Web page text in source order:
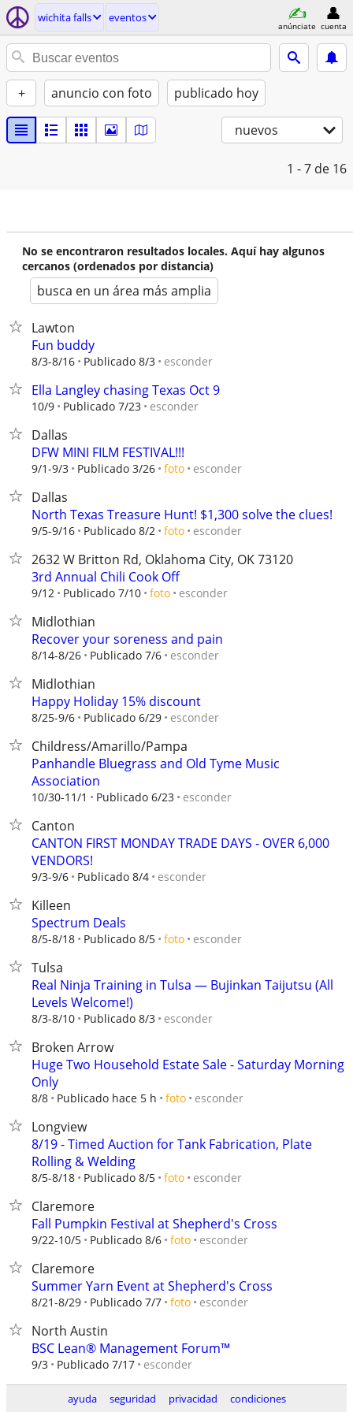
wichita falls eventos
anúnciate cuenta
+ anuncio con foto publicado hoy
nuevos
1 - 7 de 16
No se encontraron resultados locales. Aquí hay algunos
cercanos (ordenados por distancia)
busca en un área más amplia
Lawton
Fun buddy
8/3-8/16 Publicado 8/3 esconder
Ella Langley chasing Texas Oct 9
10/9 Publicado 7/23 esconder
Dallas
DFW MINI FILM FESTIVAL!!!
9/1-9/3 Publicado 3/26 foto esconder
Dallas
North Texas Treasure Hunt! $1,300 solve the clues!
9/5-9/16 Publicado 8/2 foto esconder
2632 W Britton Rd, Oklahoma City, OK 73120
3rd Annual Chili Cook Off
9/12 Publicado 7/10 foto esconder
Midlothian
Recover your soreness and pain
8/14-8/26 Publicado 7/6 esconder
Midlothian
Happy Holiday 15% discount
8/25-9/6 Publicado 6/29 esconder
Childress/Amarillo/Pampa
Panhandle Bluegrass and Old Tyme Music
Association
10/30-11/1 Publicado 6/23 esconder
Canton
CANTON FIRST MONDAY TRADE DAYS - OVER 6,000
VENDORS!
9/3-9/6 Publicado 8/4 esconder
Killeen
Spectrum Deals
8/5-8/18 Publicado 8/5 foto esconder
Tulsa
Real Ninja Training in Tulsa — Bujinkan Taijutsu (All
Levels Welcome!)
8/3-8/10 Publicado 8/3 esconder
Broken Arrow
Huge Two Household Estate Sale - Saturday Morning
Only
8/8 Publicado hace 5 h foto esconder
Longview
8/19 - Timed Auction for Tank Fabrication, Plate
Rolling & Welding
8/5-8/18 Publicado 8/5 foto esconder
Claremore
Fall Pumpkin Festival at Shepherd's Cross
9/22-10/5 Publicado 8/6 foto esconder
Claremore
Summer Yarn Event at Shepherd's Cross
8/21-8/29 Publicado 7/7 foto esconder
North Austin
BSC Lean® Management Forum™
9/3 Publicado 7/17 esconder
ayuda seguridad privacidad condiciones